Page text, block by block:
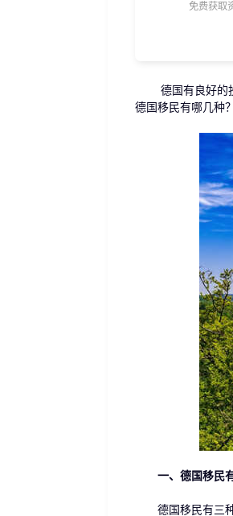
马耳他捐款投资护照
免费获取
德国有良好的投
德国移民有哪几种
一、德国移民有
德国移民有三种